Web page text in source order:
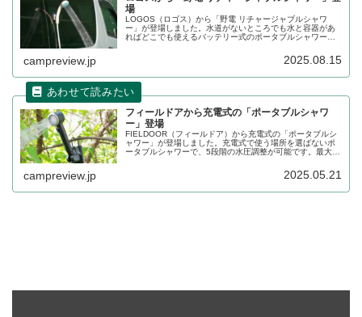
場
LOGOS（ロゴス）から「野電 リチャージャブルシャワ
ー」が登場しました。水道がないところでも水と容器があ
ればどこでも使えるバッテリー式のポータブルシャワー
アで幅広く活躍します。詳細をレビューします。
campreview.jp 2025.08.15
フィールドアから充電式の「ポータブルシャワ
ー」登場
FIELDOOR（フィールドア）から充電式の「ポータブルシ
ャワー」が登場しました。充電式で使う場所を選ばないポ
ータブルシャワーで、5段階の水圧調整が可能です。最大水
campreview.jp 2025.05.21